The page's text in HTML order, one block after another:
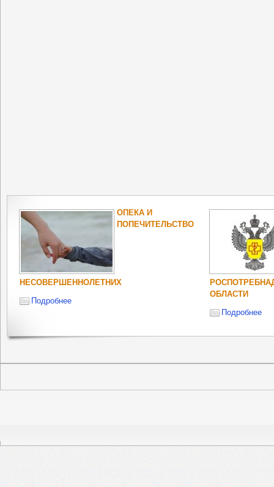
ОПЕКА И
ПОПЕЧИТЕЛЬСТВО
НЕСОВЕРШЕННОЛЕТНИХ
Подробнее
ОБЛАСТИ
Подробнее